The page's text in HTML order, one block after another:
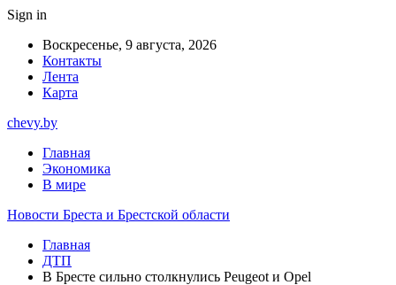
Sign in
Воскресенье, 9 августа, 2026
Контакты
Лента
Карта
chevy.by
Главная
Экономика
В мире
Новости Бреста и Брестской области
Главная
ДТП
В Бресте сильно столкнулись Peugeot и Opel